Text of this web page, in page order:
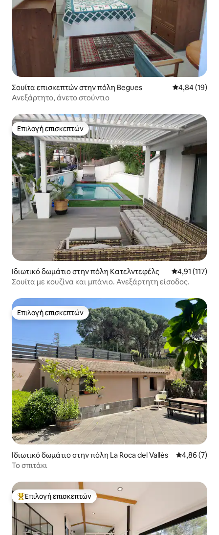
Σουίτα επισκεπτών στην πόλη Begues Μέση
4,84 (19)
Ανεξάρτητο, άνετο στούντιο
Επιλογή επισκεπτών
Επιλογή επισκεπτών
Ιδιωτικό δωμάτιο στην πόλη Κατελντεφέλς Μέση
4,91 (117)
Σουίτα με κουζίνα και μπάνιο. Ανεξάρτητη είσοδος.
Επιλογή επισκεπτών
Επιλογή επισκεπτών
Ιδιωτικό δωμάτιο στην πόλη La Roca del Vallès Μέση
4,86 (7)
Το σπιτάκι
Κορυφαία επιλογή επισκεπτών
Επιλογή επισκεπτών